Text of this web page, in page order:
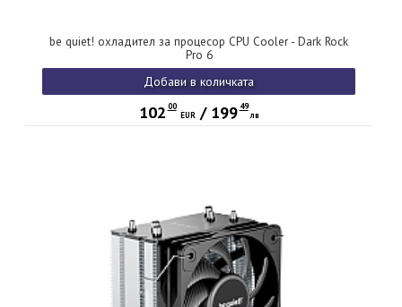
be quiet! охладител за процесор CPU Cooler - Dark Rock
Pro 6
Добави в количката
102 00
EUR/ 199 49
лв